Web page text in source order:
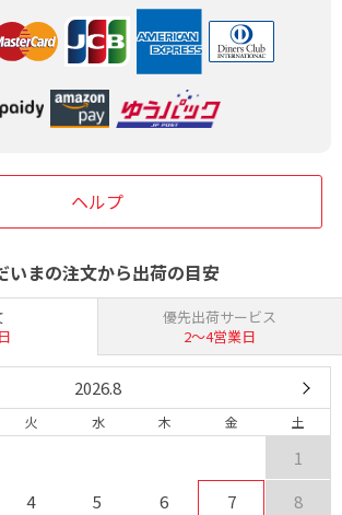
ヘルプ
いまの注文から出荷の目安
優先出荷サービス
2〜4営業日
2026.8
火 水 木 金 土
1
4 5 6 7
8